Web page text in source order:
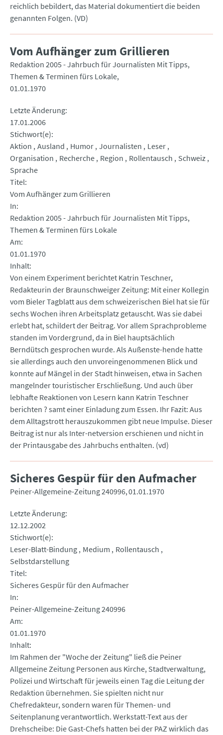
reichlich bebildert, das Material dokumentiert die beiden
genannten Folgen. (VD)
Vom Aufhänger zum Grillieren
Redaktion 2005 - Jahrbuch für Journalisten Mit Tipps,
Themen & Terminen fürs Lokale
01.01.1970
Letzte Änderung
17.01.2006
Stichwort(e)
Aktion Ausland Humor Journalisten
Leser
Organisation
Recherche Region Rollentausch
Schweiz
Sprache
Titel
Vom Aufhänger zum Grillieren
In
Redaktion 2005 - Jahrbuch für Journalisten Mit Tipps,
Themen & Terminen fürs Lokale
Am
01.01.1970
Inhalt
Von einem Experiment berichtet Katrin Teschner,
Redakteurin der Braunschweiger Zeitung: Mit einer Kollegin
vom Bieler Tagblatt aus dem schweizerischen Biel hat sie für
sechs Wochen ihren Arbeitsplatz getauscht. Was sie dabei
erlebt hat, schildert der Beitrag. Vor allem Sprachprobleme
standen im Vordergrund, da in Biel hauptsächlich
Berndütsch gesprochen wurde. Als Außenste-hende hatte
sie allerdings auch den unvoreingenommenen Blick und
konnte auf Mängel in der Stadt hinweisen, etwa in Sachen
mangelnder touristischer Erschließung. Und auch über
lebhafte Reaktionen von Lesern kann Katrin Teschner
berichten ? samt einer Einladung zum Essen. Ihr Fazit: Aus
dem Alltagstrott herauszukommen gibt neue Impulse. Dieser
Beitrag ist nur als Inter-netversion erschienen und nicht in
der Printausgabe des Jahrbuchs enthalten. (vd)
Sicheres Gespür für den Aufmacher
Peiner-Allgemeine-Zeitung 240996 01.01.1970
Letzte Änderung
12.12.2002
Stichwort(e)
Leser-Blatt-Bindung Medium
Rollentausch
Selbstdarstellung
Titel
Sicheres Gespür für den Aufmacher
In
Peiner-Allgemeine-Zeitung 240996
Am
01.01.1970
Inhalt
Im Rahmen der "Woche der Zeitung" ließ die Peiner
Allgemeine Zeitung Personen aus Kirche, Stadtverwaltung,
Polizei und Wirtschaft für jeweils einen Tag die Leitung der
Redaktion übernehmen. Sie spielten nicht nur
Chefredakteur, sondern waren für Themen- und
Seitenplanung verantwortlich. Werkstatt-Text aus der
Drehscheibe: Die Gast-Chefs hatten bei der PAZ wirklich das